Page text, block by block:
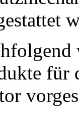
für